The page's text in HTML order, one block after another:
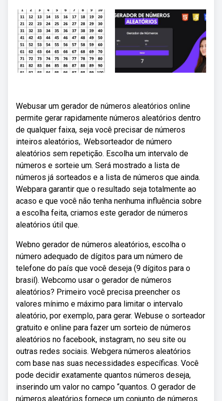
Webusar um gerador de números aleatórios online
permite gerar rapidamente números aleatórios dentro
de qualquer faixa, seja você precisar de números
inteiros aleatórios,. Websorteador de número
aleatórios sem repetição. Escolha um intervalo de
números e sorteie um. Será mostrado a lista de
números já sorteados e a lista de números que ainda.
Webpara garantir que o resultado seja totalmente ao
acaso e que você não tenha nenhuma influência sobre
a escolha feita, criamos este gerador de números
aleatórios útil que.
Webno gerador de números aleatórios, escolha o
número adequado de dígitos para um número de
telefone do país que você deseja (9 dígitos para o
brasil). Webcomo usar o gerador de números
aleatórios? Primeiro você precisa preencher os
valores mínimo e máximo para limitar o intervalo
aleatório, por exemplo, para gerar. Webuse o sorteador
gratuito e online para fazer um sorteio de números
aleatórios no facebook, instagram, no seu site ou
outras redes sociais. Webgera números aleatórios
com base nas suas necessidades específicas. Você
pode decidir exatamente quantos números deseja,
inserindo um valor no campo “quantos. O gerador de
números aleatórios fornece um conjunto de números